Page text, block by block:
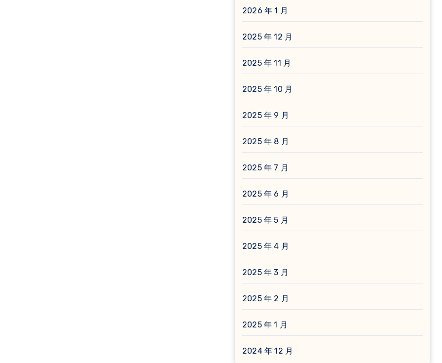
2026 年 1 月
2025 年 12 月
2025 年 11 月
2025 年 10 月
2025 年 9 月
2025 年 8 月
2025 年 7 月
2025 年 6 月
2025 年 5 月
2025 年 4 月
2025 年 3 月
2025 年 2 月
2025 年 1 月
2024 年 12 月